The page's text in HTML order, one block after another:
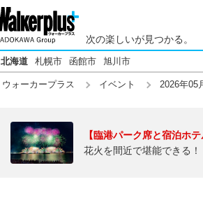
次の楽しいが見つかる。
北海道 札幌市 函館市 旭川市
ウォーカープラス イベント 2026年05
【臨港パーク席と宿泊ホ
花火を間近で堪能できる